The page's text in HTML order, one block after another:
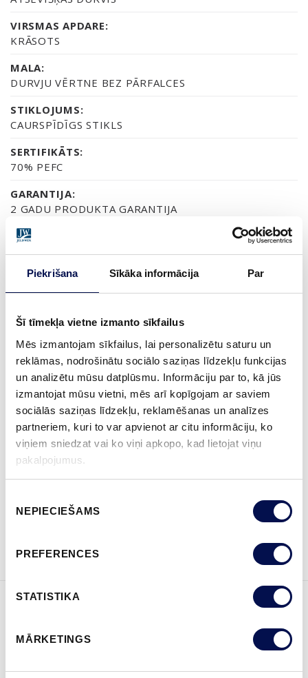
Piekrišana Sīkāka informācija Par
Šī tīmekļa vietne izmanto sīkfailus
Mēs izmantojam sīkfailus, lai personalizētu saturu un
reklāmas, nodrošinātu sociālo saziņas līdzekļu funkcijas
un analizētu mūsu datplūsmu. Informāciju par to, kā jūs
izmantojat mūsu vietni, mēs arī kopīgojam ar saviem
sociālās saziņas līdzekļu, reklamēšanas un analīzes
partneriem, kuri to var apvienot ar citu informāciju, ko
viņiem sniedzat vai ko viņi apkopo, kad lietojat viņu
pakalpojumus.
izvēle
NEPIECIEŠAMS
PREFERENCES
STATISTIKA
MĀRKETINGS
VIRSMAS APDARE:
KRĀSOTS
MALA:
DURVJU VĒRTNE BEZ PĀRFALCES
STIKLOJUMS:
CAURSPĪDĪGS STIKLS
SERTIFIKĀTS:
70% PEFC
GARANTIJA:
2 GADU PRODUKTA GARANTIJA
APDARE (6)
NCS S0502-YNCS S0500-NNCS S1502-G50Y
NCS S5500-NNCS S9000-N
VAIRĀK
IZMĒRS